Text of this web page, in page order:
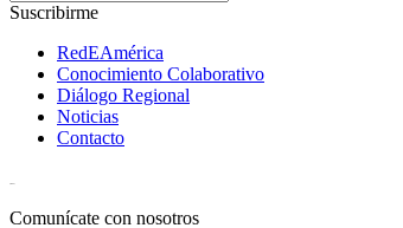
Suscribirme
RedEAmérica
Conocimiento Colaborativo
Diálogo Regional
Noticias
Contacto
Comunícate con nosotros